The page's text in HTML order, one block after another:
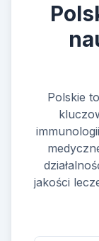
Polskie
jakości